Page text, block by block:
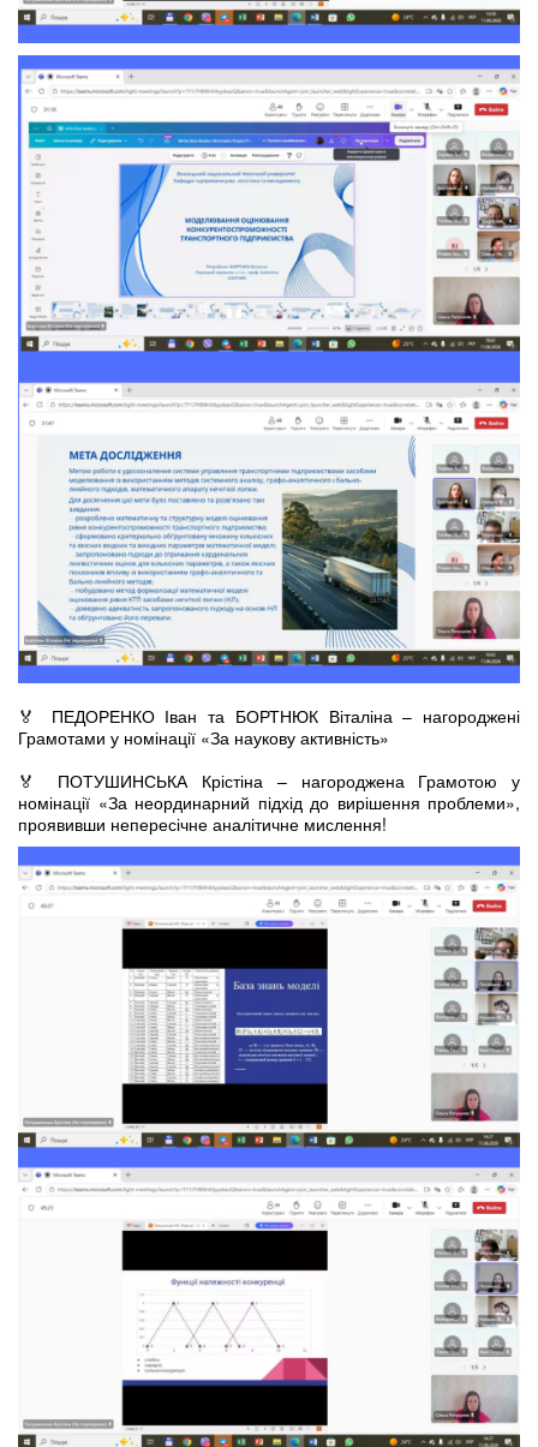
🏅 ПЕДОРЕНКО Іван та БОРТНЮК Віталіна – нагороджені
Грамотами у номінації «За наукову активність»
🏅 ПОТУШИНСЬКА Крістіна – нагороджена Грамотою у
номінації «За неординарний підхід до вирішення проблеми»,
проявивши непересічне аналітичне мислення!